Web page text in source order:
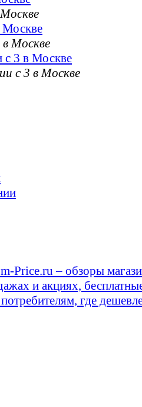
Москве
с 3 в Москве
Price.ru – обзоры
и акциях,
где